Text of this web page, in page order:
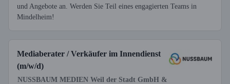
und Angebote an. Werden Sie Teil eines engagierten Teams in
Mindelheim!
Mediaberater / Verkäufer im Innendienst
(m/w/d)
NUSSBAUM MEDIEN Weil der Stadt GmbH &